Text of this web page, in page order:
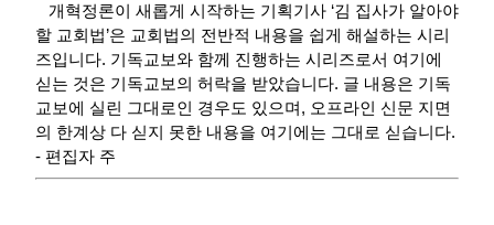
개혁정론이 새롭게 시작하는 기획기사 ‘김 집사가 알아야
할 교회법’은 교회법의 전반적 내용을 쉽게 해설하는 시리
즈입니다. 기독교보와 함께 진행하는 시리즈로서 여기에
싣는 것은 기독교보의 허락을 받았습니다. 글 내용은 기독
교보에 실린 그대로인 경우도 있으며, 오프라인 신문 지면
의 한계상 다 싣지 못한 내용을 여기에는 그대로 싣습니다.
- 편집자 주